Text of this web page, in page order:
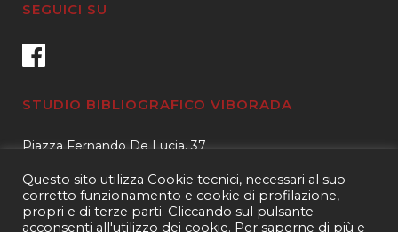
SEGUICI SU
STUDIO BIBLIOGRAFICO VIBORADA
Piazza Fernando De Lucia, 37
Tel.3400596959 – 3404632889
email.info@viborada.it
Questo sito utilizza Cookie tecnici, necessari al suo
corretto funzionamento e cookie di profilazione,
propri e di terze parti. Cliccando sul pulsante
acconsenti all'utilizzo dei cookie. Per saperne di più e